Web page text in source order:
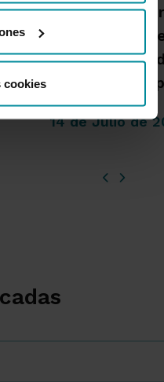
cookies
el
Cajamar
habrá más
alta
capacidad de
14 de Julio de